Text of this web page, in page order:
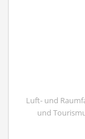
Luft- und
und